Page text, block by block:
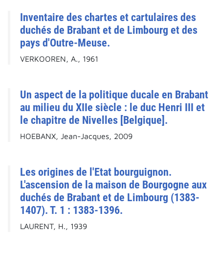
Inventaire des chartes et cartulaires des
duchés de Brabant et de Limbourg et des
pays d'Outre-Meuse.
VERKOOREN, A., 1961
Un aspect de la politique ducale en Brabant
au milieu du XIIe siècle : le duc Henri III et
le chapitre de Nivelles [Belgique].
HOEBANX, Jean-Jacques, 2009
Les origines de l'Etat bourguignon.
L'ascension de la maison de Bourgogne aux
duchés de Brabant et de Limbourg (1383-
1407). T. 1 : 1383-1396.
LAURENT, H., 1939